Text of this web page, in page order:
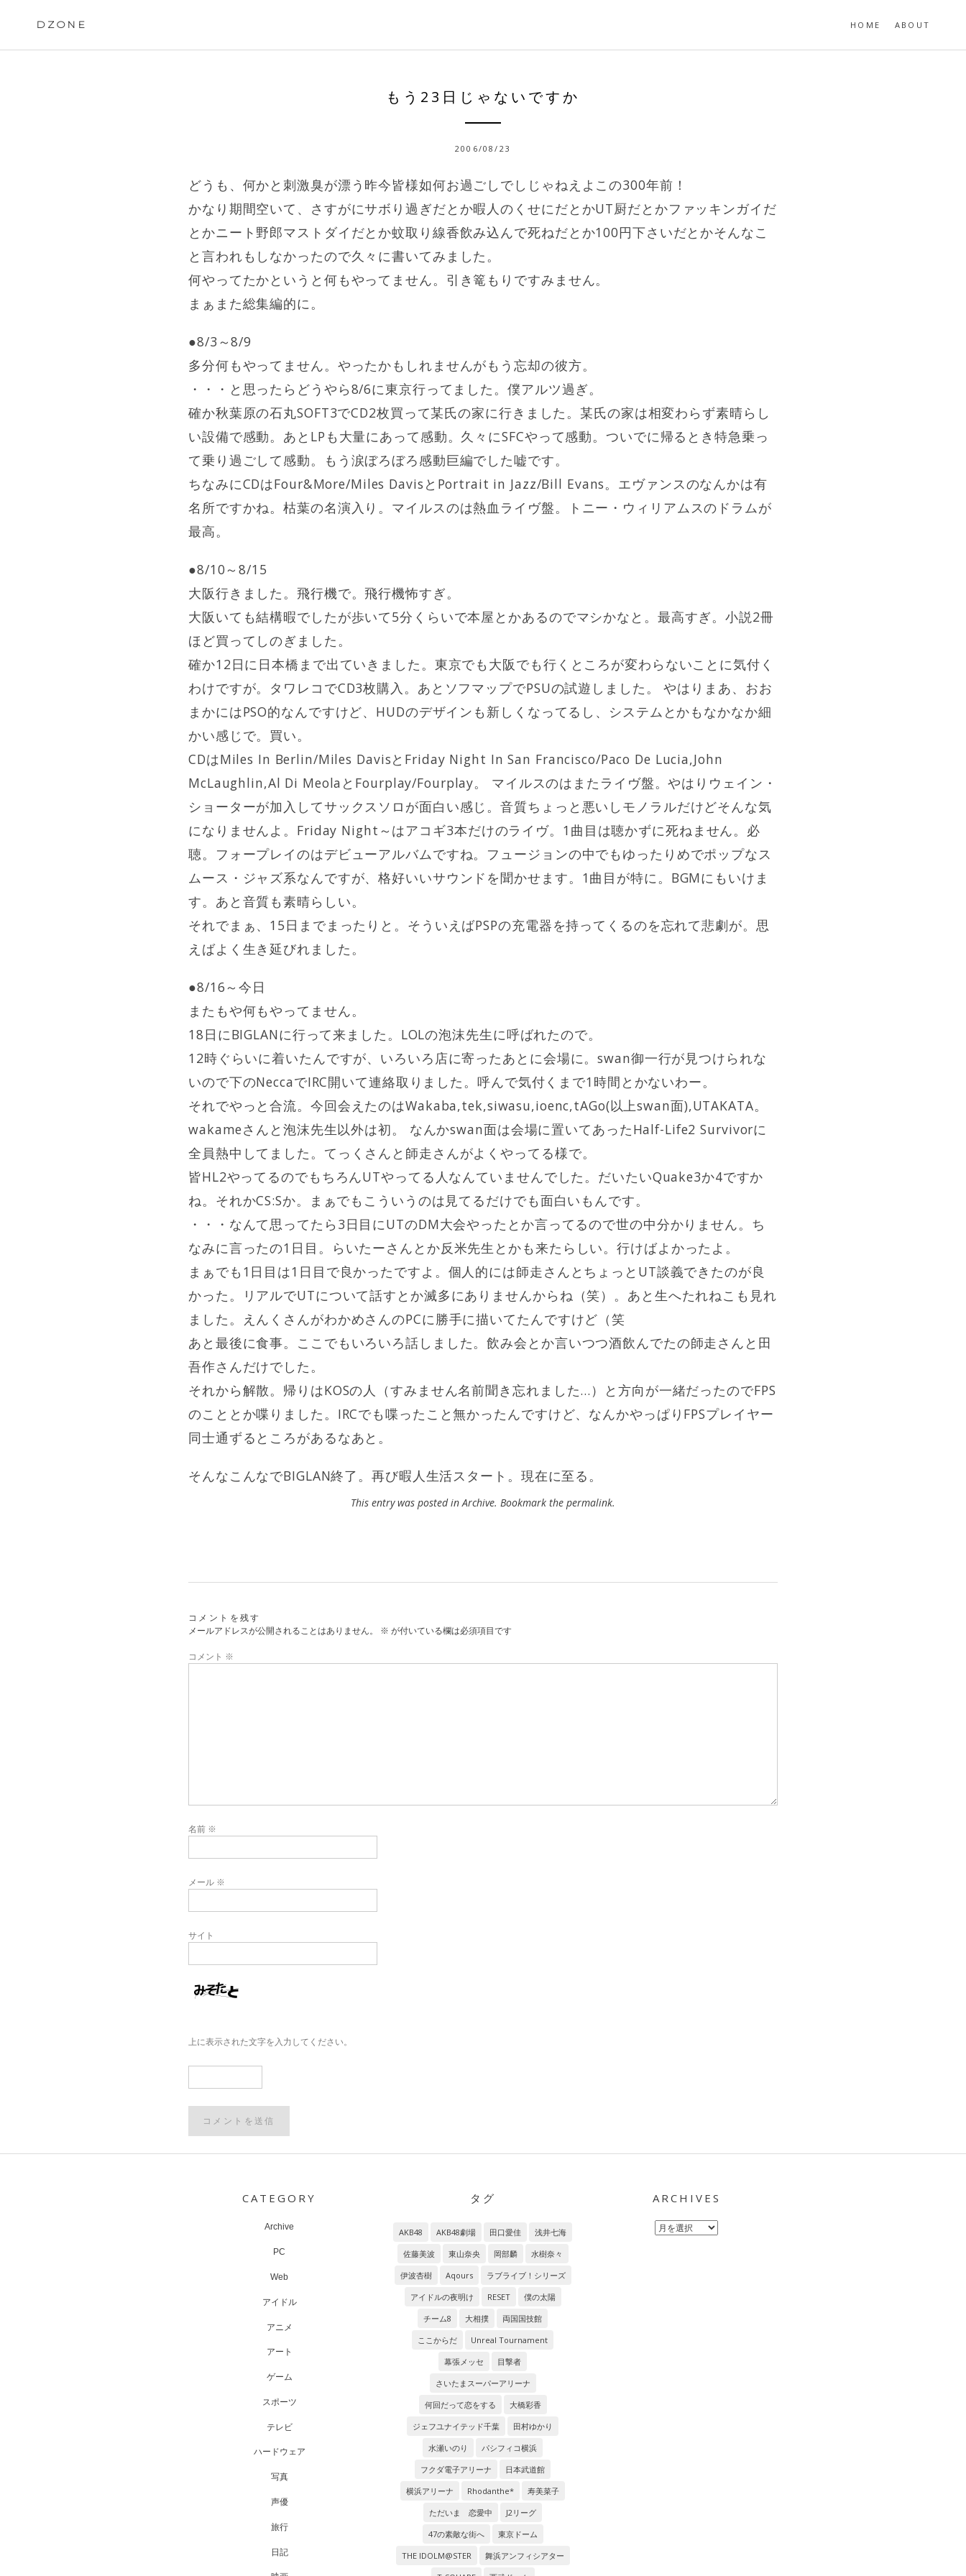
DZONE HOME ABOUT
もう23日じゃないですか
2006/08/23
どうも、何かと刺激臭が漂う昨今皆様如何お過ごしでしじゃねえよこの300年前！
かなり期間空いて、さすがにサボり過ぎだとか暇人のくせにだとかUT厨だとかファッキンガイだ
とかニート野郎マストダイだとか蚊取り線香飲み込んで死ねだとか100円下さいだとかそんなこ
と言われもしなかったので久々に書いてみました。
何やってたかというと何もやってません。引き篭もりですみません。
まぁまた総集編的に。
●8/3～8/9
多分何もやってません。やったかもしれませんがもう忘却の彼方。
・・・と思ったらどうやら8/6に東京行ってました。僕アルツ過ぎ。
確か秋葉原の石丸SOFT3でCD2枚買って某氏の家に行きました。某氏の家は相変わらず素晴らし
い設備で感動。あとLPも大量にあって感動。久々にSFCやって感動。ついでに帰るとき特急乗っ
て乗り過ごして感動。もう涙ぼろぼろ感動巨編でした嘘です。
ちなみにCDはFour&More/Miles DavisとPortrait in Jazz/Bill Evans。エヴァンスのなんかは有
名所ですかね。枯葉の名演入り。マイルスのは熱血ライヴ盤。トニー・ウィリアムスのドラムが
最高。
●8/10～8/15
大阪行きました。飛行機で。飛行機怖すぎ。
大阪いても結構暇でしたが歩いて5分くらいで本屋とかあるのでマシかなと。最高すぎ。小説2冊
ほど買ってしのぎました。
確か12日に日本橋まで出ていきました。東京でも大阪でも行くところが変わらないことに気付く
わけですが。タワレコでCD3枚購入。あとソフマップでPSUの試遊しました。 やはりまあ、おお
まかにはPSO的なんですけど、HUDのデザインも新しくなってるし、システムとかもなかなか細
かい感じで。買い。
CDはMiles In Berlin/Miles DavisとFriday Night In San Francisco/Paco De Lucia,John
McLaughlin,Al Di MeolaとFourplay/Fourplay。 マイルスのはまたライヴ盤。やはりウェイン・
ショーターが加入してサックスソロが面白い感じ。音質ちょっと悪いしモノラルだけどそんな気
になりませんよ。Friday Night～はアコギ3本だけのライヴ。1曲目は聴かずに死ねません。必
聴。フォープレイのはデビューアルバムですね。フュージョンの中でもゆったりめでポップなス
ムース・ジャズ系なんですが、格好いいサウンドを聞かせます。1曲目が特に。BGMにもいけま
す。あと音質も素晴らしい。
それでまぁ、15日までまったりと。そういえばPSPの充電器を持ってくるのを忘れて悲劇が。思
えばよく生き延びれました。
●8/16～今日
またもや何もやってません。
18日にBIGLANに行って来ました。LOLの泡沫先生に呼ばれたので。
12時ぐらいに着いたんですが、いろいろ店に寄ったあとに会場に。swan御一行が見つけられな
いので下のNeccaでIRC開いて連絡取りました。呼んで気付くまで1時間とかないわー。
それでやっと合流。今回会えたのはWakaba,tek,siwasu,ioenc,tAGo(以上swan面),UTAKATA。
wakameさんと泡沫先生以外は初。 なんかswan面は会場に置いてあったHalf-Life2 Survivorに
全員熱中してました。てっくさんと師走さんがよくやってる様で。
皆HL2やってるのでもちろんUTやってる人なんていませんでした。だいたいQuake3か4ですか
ね。それかCS:Sか。まぁでもこういうのは見てるだけでも面白いもんです。
・・・なんて思ってたら3日目にUTのDM大会やったとか言ってるので世の中分かりません。ち
なみに言ったの1日目。らいたーさんとか反米先生とかも来たらしい。行けばよかったよ。
まぁでも1日目は1日目で良かったですよ。個人的には師走さんとちょっとUT談義できたのが良
かった。リアルでUTについて話すとか滅多にありませんからね（笑）。あと生へたれねこも見れ
ました。えんくさんがわかめさんのPCに勝手に描いてたんですけど（笑
あと最後に食事。ここでもいろいろ話しました。飲み会とか言いつつ酒飲んでたの師走さんと田
吾作さんだけでした。
それから解散。帰りはKOSの人（すみません名前聞き忘れました…）と方向が一緒だったのでFPS
のこととか喋りました。IRCでも喋ったこと無かったんですけど、なんかやっぱりFPSプレイヤー
同士通ずるところがあるなあと。
そんなこんなでBIGLAN終了。再び暇人生活スタート。現在に至る。
This entry was posted inArchive. Bookmark the permalink.
コメントを残す
メールアドレスが公開されることはありません。
※ が付いている欄は必須項目です
コメント ※
名前 ※
メール ※
サイト
上に表示された文字を入力してください。
CATEGORY
Archive
PC
Web
アイドル
アニメ
アート
ゲーム
スポーツ
テレビ
ハードウェア
写真
声優
旅行
日記
タグ
AKB48 AKB48劇場 田口愛佳
浅井七海
佐藤美波
東山奈央 岡部麟
水樹奈々
伊波杏樹
Aqours
ラブライブ！シリーズ
アイドルの夜明け
RESET
僕の太陽
チーム8
大相撲
両国国技館
ここからだ
Unreal Tournament
幕張メッセ
目撃者
さいたまスーパーアリーナ
何回だって恋をする
大橋彩香
ジェフユナイテッド千葉
田村ゆかり
水瀬いのり
パシフィコ横浜
フクダ電子アリーナ
日本武道館
横浜アリーナ
Rhodanthe*
寿美菜子
ただいま 恋愛中
J2リーグ
47の素敵な街へ
東京ドーム
THE IDOLM@STER
舞浜アンフィシアター
ARCHIVES
Archives